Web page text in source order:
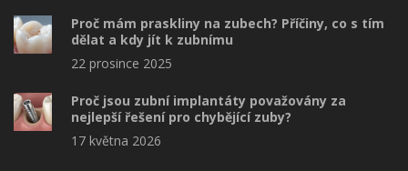
Proč mám praskliny na zubech? Příčiny, co s tím
dělat a kdy jít k zubnímu
22 prosince 2025
Proč jsou zubní implantáty považovány za
nejlepší řešení pro chybějící zuby?
17 května 2026